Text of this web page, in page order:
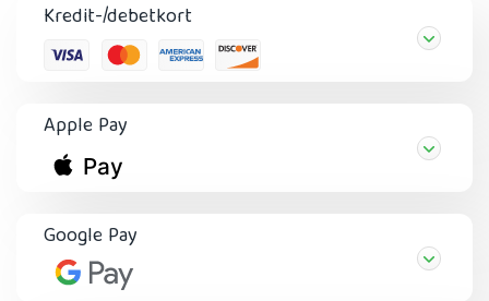
Kredit-/debetkort
Apple Pay
Google Pay